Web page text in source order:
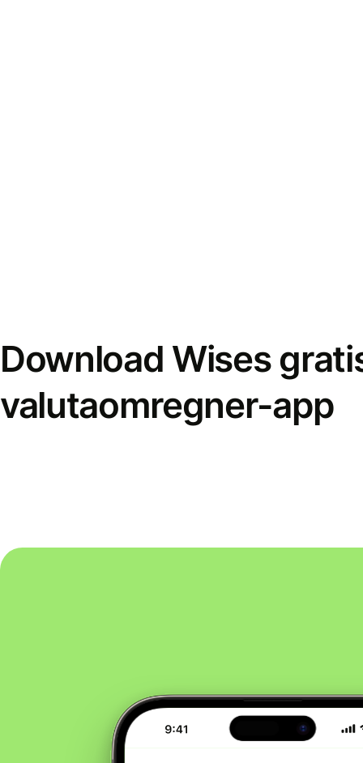
Download Wises
valutaomregner-app